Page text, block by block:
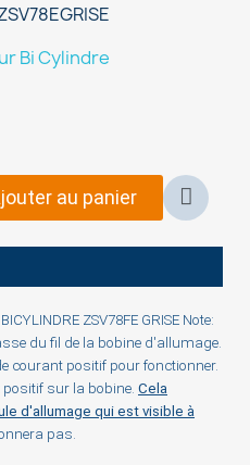
Bi Cylindre
au panier
ZSV78FE GRISE Note:
du fil de la bobine d'allumage.
courant positif pour fonctionner.
sur la bobine. Cela
d'allumage qui est visible à
pas.
×
save products in your
Sign in